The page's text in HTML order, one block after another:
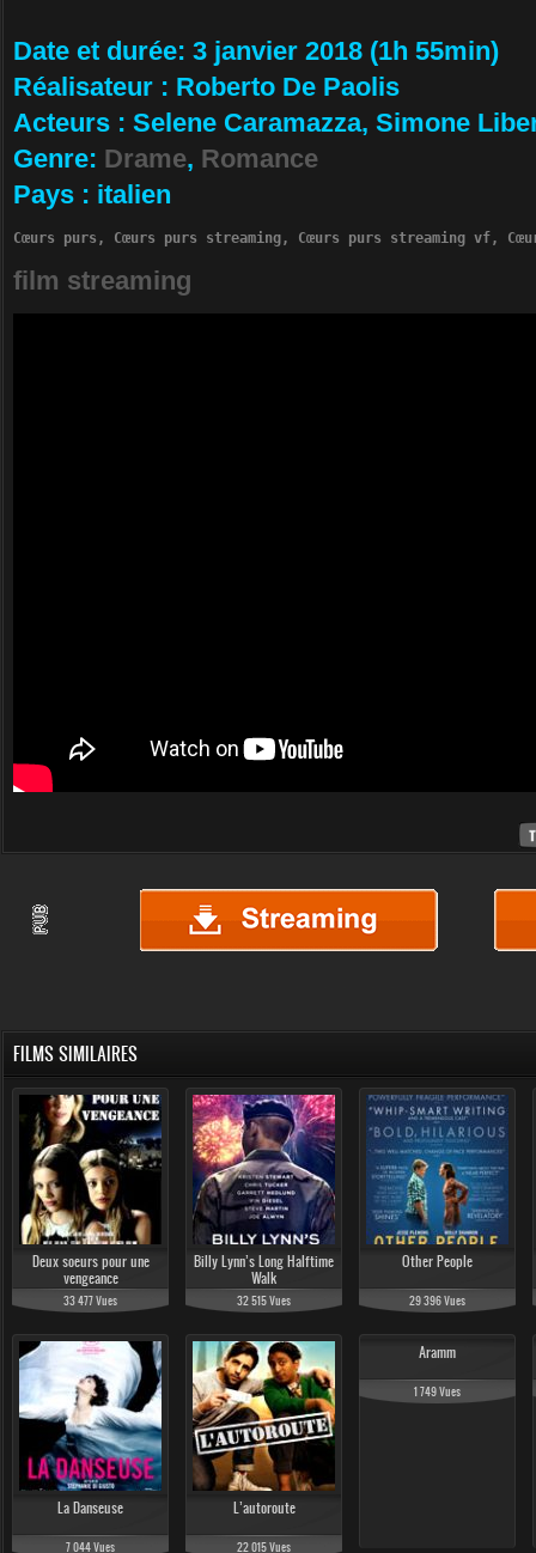
Da­te et durée: 3 janvier 2018 (1h 55min)
Ré­alisateur : Roberto De Paolis
Ac­teurs : Selene Caramazza, Simone
Ge­nre: Drame, Romance
Pa­ys : italien
Cœurs purs, Cœurs purs streaming, Cœurs purs streaming vf,
film streaming
FILMS SIMILAIRES
Deux soeurs pour une
vengeance
33 477 Vues
Billy Lynn’s Long Halftime
Walk
32 515 Vues
Other People
29 396 Vues
La Danseuse
7 044 Vues
L’autoroute
22 015 Vues
Aramm
1 749 Vues